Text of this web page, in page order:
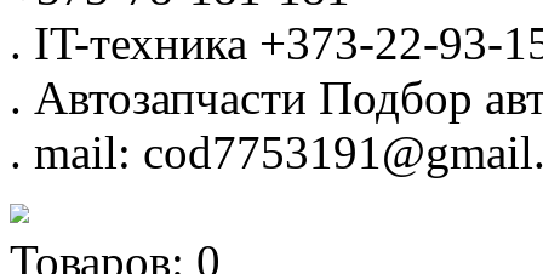
. IT-техника +373-22-93-
. Автозапчасти Подбор
. mail:
Товаров: 0